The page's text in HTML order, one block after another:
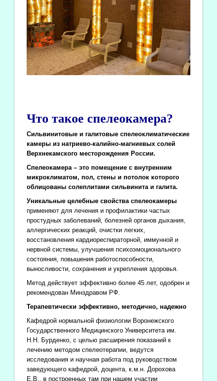
Что такое спелеокамера?
Сильвинитовые и галитовые спелеоклиматические
камеры из натриево-калийно-магниевых солей
Верхнекамского месторождения России.
Спелеокамера – это помещение с внутренним
микроклиматом, пол, стены и потолок которого
облицованы солеплитами сильвинита и галита.
Уникальные целебные свойства спелеокамеры
применяют для лечения и профилактики частых
простудных заболеваний, болезней органов дыхания,
аллергических реакций, очистки легких,
восстановления кардиореспираторной, иммунной и
нервной системы, улучшения психоэмоционального
состояния, повышения работоспособности,
выносливости, сохранения и укрепления здоровья.
Метод действует эффективно более 45 лет, одобрен и
рекомендован Минздравом РФ.
Терапевтически эффективно, методично, надежно
Кафедрой нормальной физиологии Воронежского
Государственного Медицинского Университета им.
Н.Н. Бурденко, с целью расширения показаний к
лечению методом спелеотерапии, ведутся
исследования и научная работа под руководством
заведующего кафедрой, доцента, к.м.н. Дорохова
Е.В., в построенных там при нашем участии